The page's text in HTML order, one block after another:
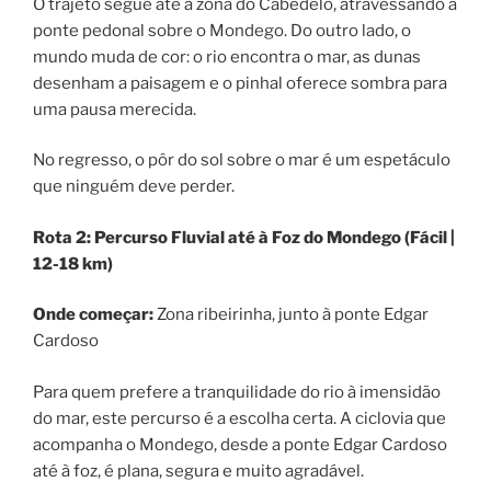
O trajeto segue até à zona do Cabedelo, atravessando a
ponte pedonal sobre o Mondego. Do outro lado, o
mundo muda de cor: o rio encontra o mar, as dunas
desenham a paisagem e o pinhal oferece sombra para
uma pausa merecida.
No regresso, o pôr do sol sobre o mar é um espetáculo
que ninguém deve perder.
Rota 2: Percurso Fluvial até à Foz do Mondego (Fácil |
12-18 km)
Onde começar:Zona ribeirinha, junto à ponte Edgar
Cardoso
Para quem prefere a tranquilidade do rio à imensidão
do mar, este percurso é a escolha certa. A ciclovia que
acompanha o Mondego, desde a ponte Edgar Cardoso
até à foz, é plana, segura e muito agradável.